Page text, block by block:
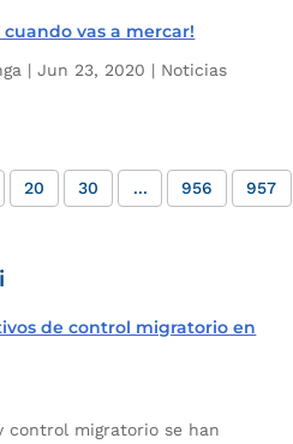
vas a mercar!
|Jun 23, 2020 | Noticias
20 30 ... 956
957
de control migratorio en
control migratorio se han